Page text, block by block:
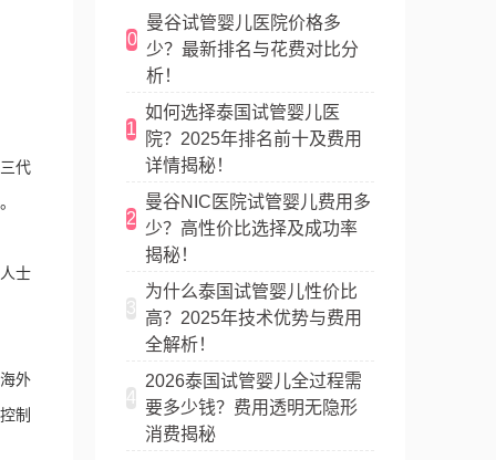
0
曼谷试管婴儿医院价格多
少？最新排名与花费对比分
析！
1
如何选择泰国试管婴儿医
院？2025年排名前十及费用
详情揭秘！
2
曼谷NIC医院试管婴儿费用多
少？高性价比选择及成功率
揭秘！
3
为什么泰国试管婴儿性价比
高？2025年技术优势与费用
全解析！
4
2026泰国试管婴儿全过程需
要多少钱？费用透明无隐形
消费揭秘
代
士
外
制